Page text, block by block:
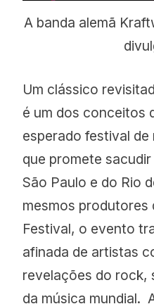
A banda alemã
Um clássico
é um dos conceitos
esperado festival
que promete
São Paulo e do Rio
mesmos produtores
Festival, o evento
afinada de artistas
revelações do rock,
da música mundial.